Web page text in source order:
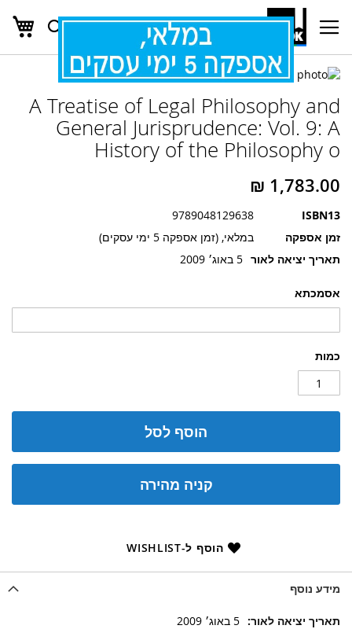
Skip
Content
חפש
אסמכתא
כמות
הוסף לסל
קניה מהירה
הוסף ל-WISHLIST
A Treatise of Legal Philosophy and
General Jurisprudence: Vol. 9: A
History of the Philosophy o
ISBN13
9789048129638
זמן אספקה
במלאי, (זמן אספקה 5 ימי עסקים)
תאריך יציאה לאור 5 באוג׳ 2009
לדלג
של
גלריית
תמונות
להתחלה
של
גלריית
תמונות
מידע נוסף
מידע
5 באוג׳ 2009